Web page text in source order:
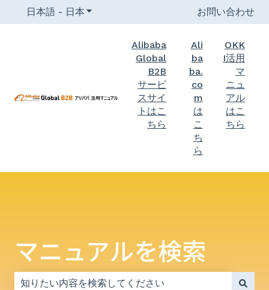
日本語 - 日本 翻訳のサブメニューを表示お問い合わせ
Alibaba
Global
B2B
サービ
スサイ
トはこ
ちら
Ali
ba
ba.
co
m
は
こ
ち
ら
OKK
I活用
マ
ニュ
アル
はこ
ちら
マニュアルを検索